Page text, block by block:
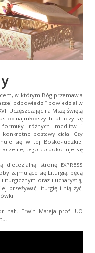
w którym Bóg przemawia
odpowiedzi” powiedział w
Uczęszczając na Mszę świętą
od najmłodszych lat uczy się
różnych modlitw i
postawy ciała. Czy
się w tej Bosko-ludzkiej
tego co dokonuje się
stronę EXPRESS
zajmujące się Liturgią, będą
oraz Eucharystią,
przeżywać liturgię i nią żyć.
hab. Erwin Mateja prof. UO